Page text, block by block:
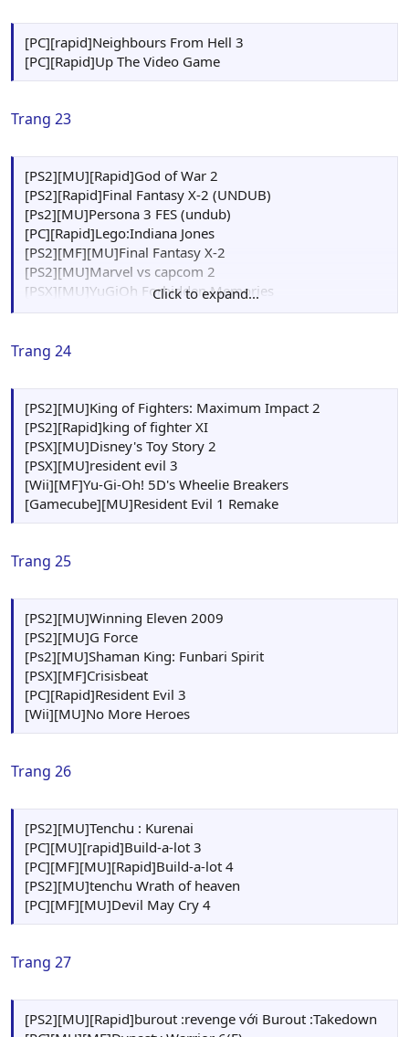
[PC][rapid]Neighbours From Hell 3
[PC][Rapid]Up The Video Game
Trang 23
[PS2][MU][Rapid]God of War 2
[PS2][Rapid]Final Fantasy X-2 (UNDUB)
[Ps2][MU]Persona 3 FES (undub)
[PC][Rapid]Lego:Indiana Jones
[PS2][MF][MU]Final Fantasy X-2
[PS2][MU]Marvel vs capcom 2
[PSX][MU]YuGiOh Forbidden Memories
[PSX][MU]Final Fantasy IX
Click to expand...
Trang 24
[PS2][MU]King of Fighters: Maximum Impact 2
[PS2][Rapid]king of fighter XI
[PSX][MU]Disney's Toy Story 2
[PSX][MU]resident evil 3
[Wii][MF]Yu-Gi-Oh! 5D's Wheelie Breakers
[Gamecube][MU]Resident Evil 1 Remake
Trang 25
[PS2][MU]Winning Eleven 2009
[PS2][MU]G Force
[Ps2][MU]Shaman King: Funbari Spirit
[PSX][MF]Crisisbeat
[PC][Rapid]Resident Evil 3
[Wii][MU]No More Heroes
Trang 26
[PS2][MU]Tenchu : Kurenai
[PC][MU][rapid]Build-a-lot 3
[PC][MF][MU][Rapid]Build-a-lot 4
[PS2][MU]tenchu Wrath of heaven
[PC][MF][MU]Devil May Cry 4
Trang 27
[PS2][MU][Rapid]burout :revenge với Burout :Takedown